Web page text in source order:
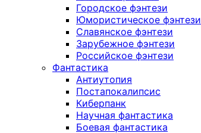
Городское фэнтези
Юмористическое фэнтези
Славянское фэнтези
Зарубежное фэнтези
Российское фэнтези
Фантастика
Антиутопия
Постапокалипсис
Киберпанк
Научная фантастика
Боевая фантастика